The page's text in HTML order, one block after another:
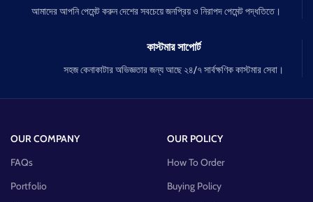
আমাদের আপনি পেমেন্ট করুন দেশের সবচেয়ে জনপ্রিয় ও নিরাপদ পেমেন্ট পদ্ধতিতে।
কাস্টমার সাপোর্ট
সহজ কেনাকাটার অভিজ্ঞতার জন্য আছে ২৪/৭ সার্বক্ষণিক কাস্টমার সেবা।
OUR COMPANY
FAQs
Portfolio
OUR POLICY
How To Order
Buying Policy